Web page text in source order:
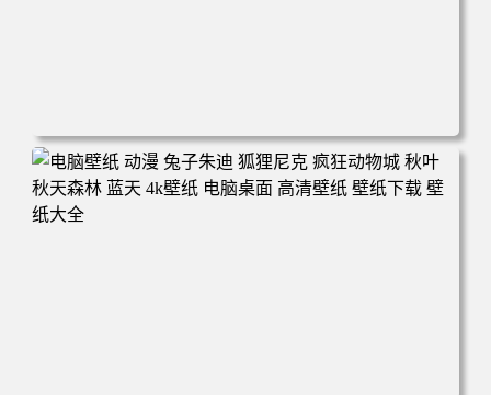
电脑壁纸 动漫 紫灵 冰清玉洁《凡人修仙传》4k壁纸 3840x2
160 电脑桌面 高清壁纸 壁纸下载 壁纸大全